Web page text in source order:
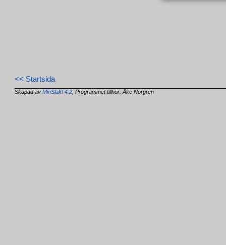
<< Startsida
Skapad avMinSläkt 4.2 , Programmet tillhör: Åke Norgren